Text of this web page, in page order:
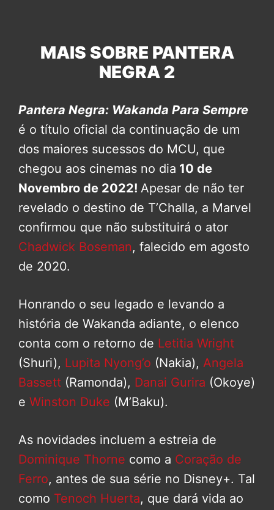
MAIS SOBRE PANTERA
NEGRA 2
Pantera Negra: Wakanda Para Sempre
é o título oficial da continuação de um
dos maiores sucessos do MCU, que
chegou aos cinemas no dia 10 de
Novembro de 2022! Apesar de não ter
revelado o destino de T’Challa, a Marvel
confirmou que não substituirá o ator
Chadwick Boseman, falecido em agosto
de 2020.
Honrando o seu legado e levando a
história de Wakanda adiante, o elenco
conta com o retorno de Letitia Wright
(Shuri), Lupita Nyong’o (Nakia), Angela
Bassett (Ramonda), Danai Gurira (Okoye)
e Winston Duke (M’Baku).
As novidades incluem a estreia de
Dominique Thorne como a Coração de
Ferro, antes de sua série no Disney+. Tal
como Tenoch Huerta, que dará vida ao